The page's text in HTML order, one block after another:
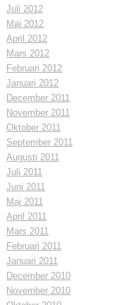
Juli 2012
Maj 2012
April 2012
Mars 2012
Februari 2012
Januari 2012
December 2011
November 2011
Oktober 2011
September 2011
Augusti 2011
Juli 2011
Juni 2011
Maj 2011
April 2011
Mars 2011
Februari 2011
Januari 2011
December 2010
November 2010